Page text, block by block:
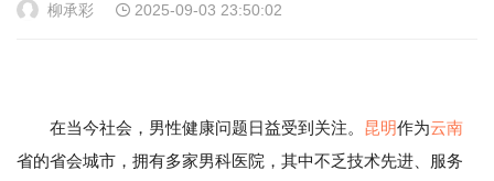
柳承彩 2025-09-03 23:50:02
在当今社会，男性健康问题日益受到关注。 昆明作为云南
省的省会城市，拥有多家男科医院，其中不乏技术先进、服务